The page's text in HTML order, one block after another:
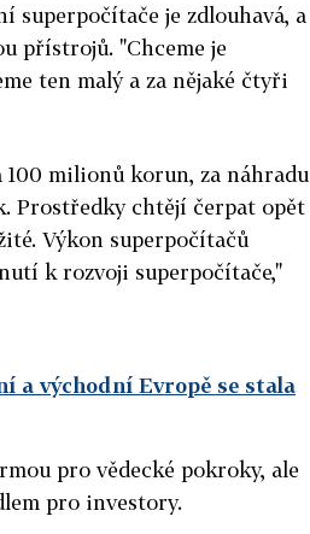
superpočítače je zdlouhavá, a
přístrojů. "Chceme je
ten malý a za nějaké čtyři
100 milionů korun, za náhradu
Prostředky chtějí čerpat opět
Výkon superpočítačů
k rozvoji superpočítače,"
a východní Evropě se stala
pro vědecké pokroky, ale
pro investory.